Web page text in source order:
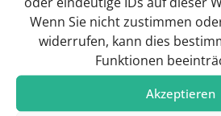
Wenn Sie nicht zustimmen
widerrufen, kann dies
Funktionen
Akzeptieren
Gemeinderat
Geschichte